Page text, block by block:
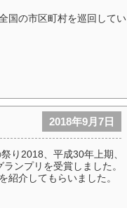
国の市区町村を巡回してい
2018年9月7日
り2018、平成30年上期、
ンプリを受賞しました。
紹介してもらいました。